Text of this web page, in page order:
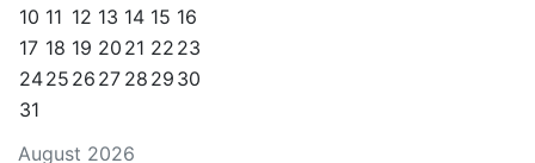
August 2026
10 11 12 13 14 15 16
17 18 19 20 21 22 23
2425 26 27 28 29 30
31